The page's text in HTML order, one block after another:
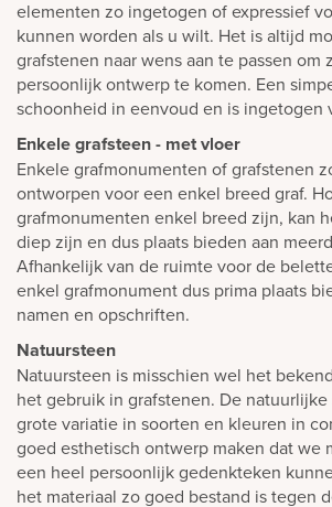
elementen zo ingetogen of expressief
kunnen worden als u wilt. Het is altijd
grafstenen naar wens aan te passen om
persoonlijk ontwerp te komen. Een
schoonheid in eenvoud en is ingetogen
Enkele grafsteen - met vloer
Enkele grafmonumenten of grafstenen
ontworpen voor een enkel breed graf.
grafmonumenten enkel breed zijn, kan
diep zijn en dus plaats bieden aan
Afhankelijk van de ruimte voor de
enkel grafmonument dus prima plaats
namen en opschriften.
Natuursteen
Natuursteen is misschien wel het
het gebruik in grafstenen. De
grote variatie in soorten en kleuren in
goed esthetisch ontwerp maken dat we
een heel persoonlijk gedenkteken
het materiaal zo goed bestand is tegen